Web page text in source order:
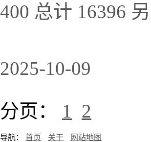
400 总计 16396
2025-10-09
分页： 1 2
导航： 首页 关于
网站地图